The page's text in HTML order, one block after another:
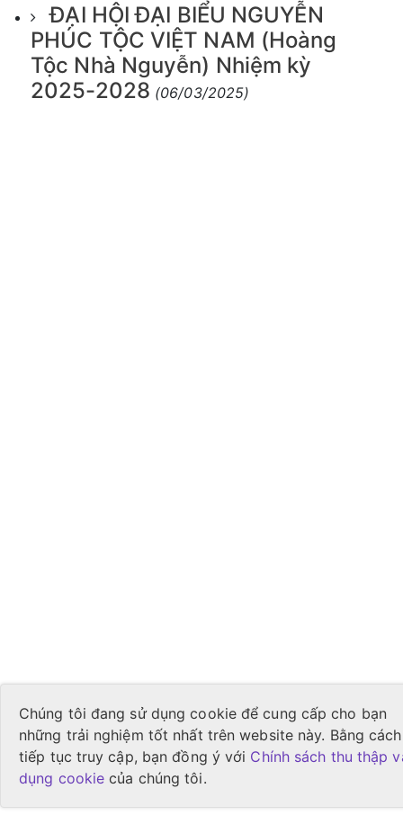
ĐẠI HỘI ĐẠI BIỂU NGUYỄN
PHÚC TỘC VIỆT NAM (Hoàng
Tộc Nhà Nguyễn) Nhiệm kỳ
2025-2028 (06/03/2025)
Chúng tôi đang sử dụng cookie để cung cấp cho bạn
những trải nghiệm tốt nhất trên website này. Bằng cách
tiếp tục truy cập, bạn đồng ý với Chính sách thu thập
dụng cookie của chúng tôi.